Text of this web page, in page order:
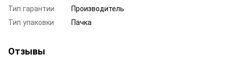
Тип гарантии
Производитель
Тип упаковки
Пачка
Отзывы